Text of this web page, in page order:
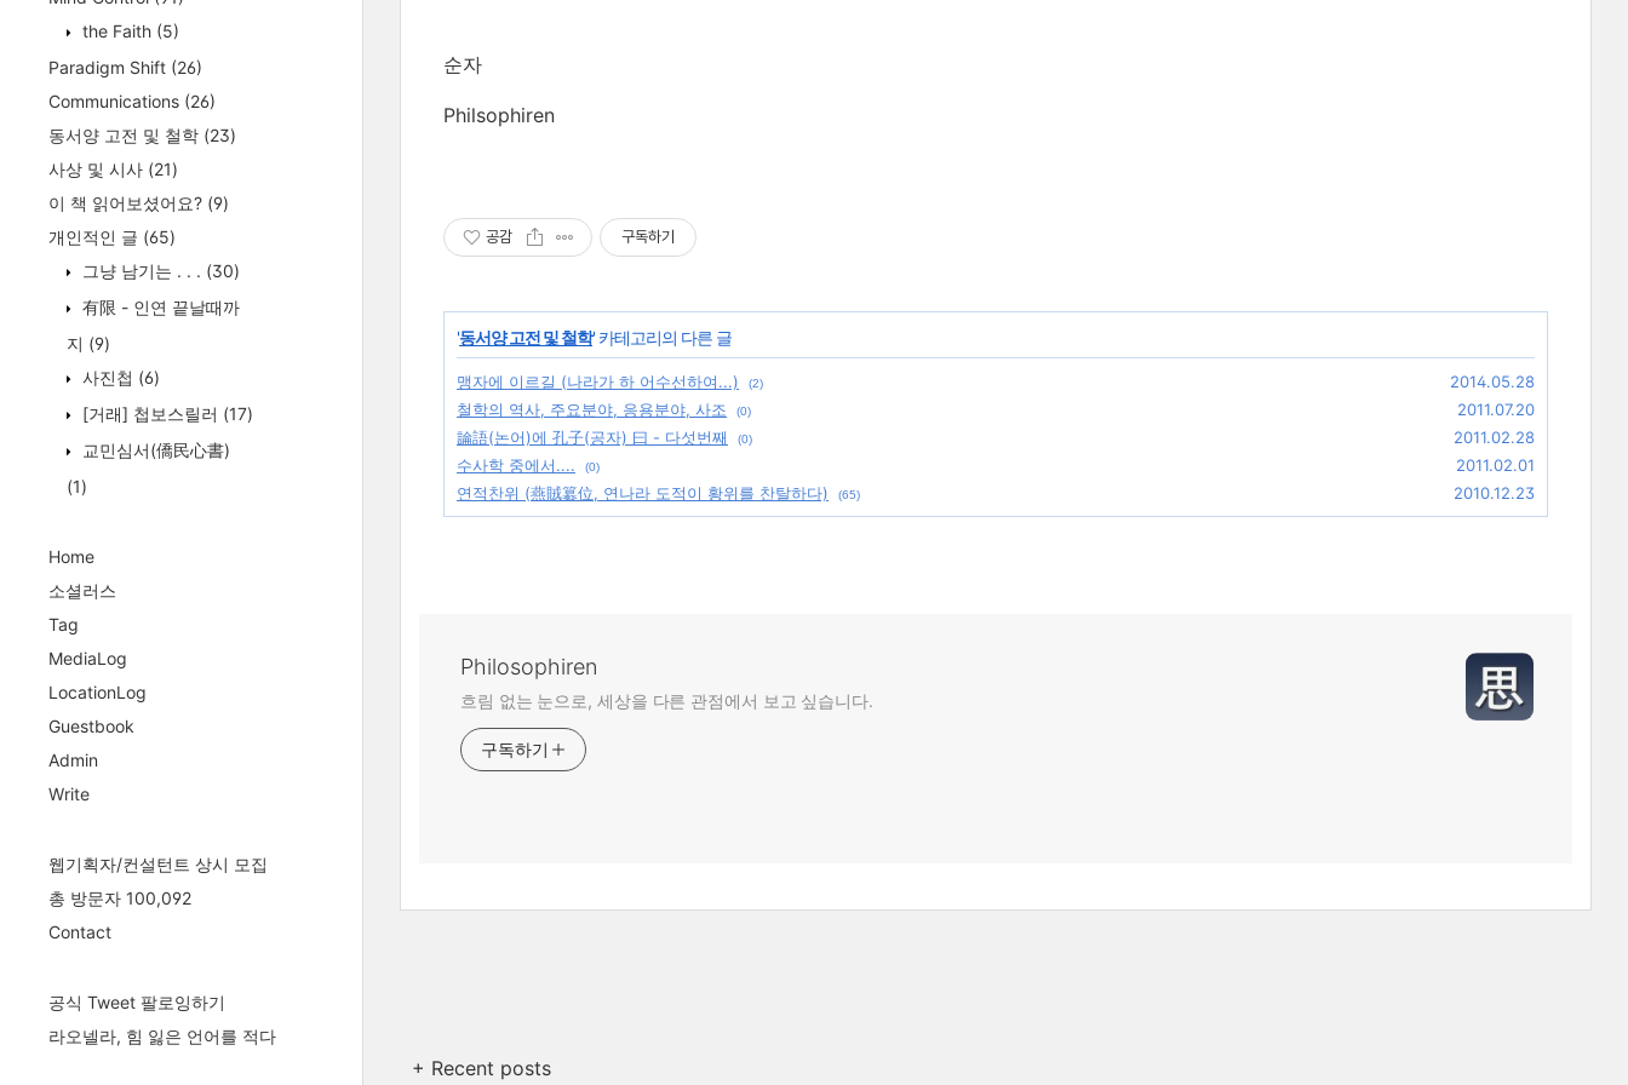
the Faith (5)
Paradigm Shift (26)
Communications (26)
동서양 고전 및 철학 (23)
사상 및 시사 (21)
이 책 읽어보셨어요? (9)
개인적인 글 (65)
그냥 남기는 . . . (30)
有限 - 인연 끝날때까
지 (9)
사진첩 (6)
[거래] 첩보스릴러 (17)
교민심서(僑民心書)
(1)
Home
소셜러스
Tag
MediaLog
LocationLog
Guestbook
Admin
Write
웹기획자/컨설턴트 상시 모집
총 방문자 100,092
Contact
공식 Tweet 팔로잉하기
라오넬라, 힘 잃은 언어를 적다
순자
Philsophiren
공감 구독하기
'동서양 고전 및 철학' 카테고리의 다른 글
맹자에 이르길 (나라가 하 어수선하여...) (2)
2014.05.28
철학의 역사, 주요분야, 응용분야, 사조
(0)
2011.07.20
論語(논어)에 孔子(공자) 曰 - 다섯번째
(0)
2011.02.28
수사학 중에서....
(0)
2011.02.01
연적찬위 (燕賊簒位, 연나라 도적이 황위를 찬탈하다)
(65) 2010.12.23
Philosophiren
흐림 없는 눈으로, 세상을 다른 관점에서 보고 싶습니다.
구독하기
+ Recent posts